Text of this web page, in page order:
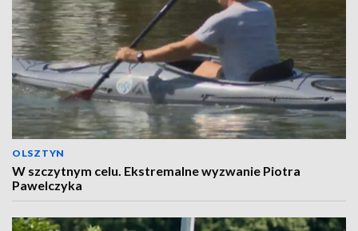
OLSZTYN
W szczytnym celu. Ekstremalne wyzwanie Piotra
Pawelczyka